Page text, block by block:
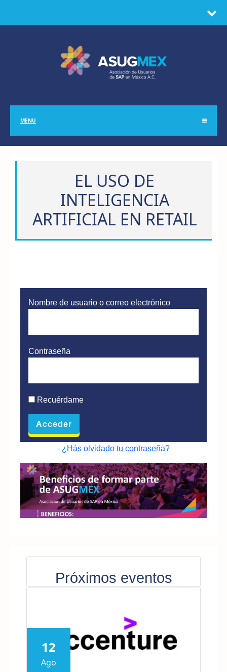
MENU
EL USO DE
INTELIGENCIA
ARTIFICIAL EN RETAIL
Nombre de usuario o correo electrónico
Contraseña
Recuérdame
- ¿Hás olvidado tu contraseña?
Próximos eventos
12
Ago